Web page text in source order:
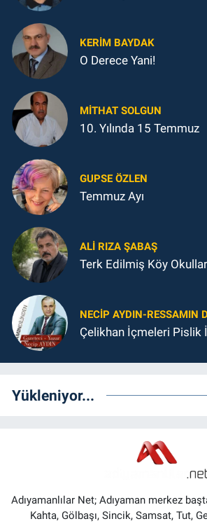
KERIM BAYDAK
O Derece Yani!
MITHAT SOLGUN
10. Yılında 15 Temmuz
GUPSE ÖZLEN
Temmuz Ayı
ALI RIZA ŞABAŞ
Terk Edilmiş Köy
NECIP AYDIN-RESSAMIN
Çelikhan İçmeleri Pislik
Yükleniyor...
Adıyamanlılar Net; Adıyaman merkez
Kahta, Gölbaşı, Sincik, Samsat, Tut,